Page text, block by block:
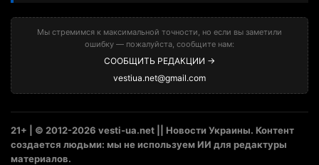
Мы стремимся к максимальной точности, но если вы заметили
ошибку — пожалуйста, сообщите нам:
СООБЩИТЬ РЕДАКЦИИ →
vestiua.net@gmail.com
21+ | © 2012-2026 vesti-ua.net || Новости Украины. Контент
создается людьми: мы не используем ИИ для редактуры
материалов.